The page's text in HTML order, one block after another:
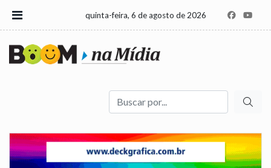
quinta-feira, 6 de agosto de 2026
Buscar